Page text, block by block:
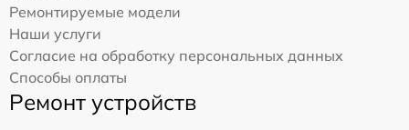
Ремонтируемые модели
Наши услуги
Согласие на обработку персональных данных
Способы оплаты
Ремонт устройств